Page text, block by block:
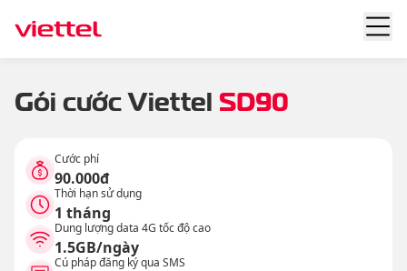
Gói cước Viettel SD90
Cước phí
90.000đ
Thời hạn sử dụng
1 tháng
Dung lượng data 4G tốc độ cao
1.5GB/ngày
Cú pháp đăng ký qua SMS